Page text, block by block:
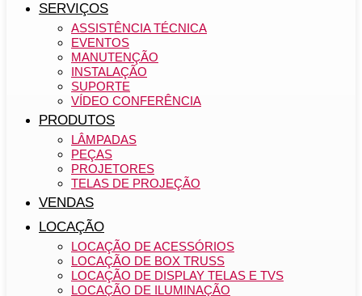
SERVIÇOS
ASSISTÊNCIA TÉCNICA
EVENTOS
MANUTENÇÃO
INSTALAÇÃO
SUPORTE
VÍDEO CONFERÊNCIA
PRODUTOS
LÂMPADAS
PEÇAS
PROJETORES
TELAS DE PROJEÇÃO
VENDAS
LOCAÇÃO
LOCAÇÃO DE ACESSÓRIOS
LOCAÇÃO DE BOX TRUSS
LOCAÇÃO DE DISPLAY TELAS E TVS
LOCAÇÃO DE ILUMINAÇÃO